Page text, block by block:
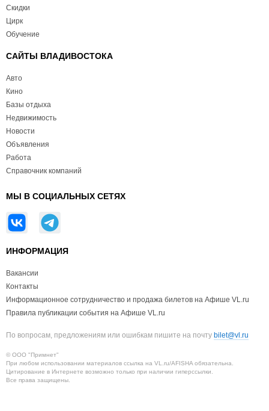
Скидки
Цирк
Обучение
САЙТЫ ВЛАДИВОСТОКА
Авто
Кино
Базы отдыха
Недвижимость
Новости
Объявления
Работа
Справочник компаний
МЫ В СОЦИАЛЬНЫХ СЕТЯХ
ИНФОРМАЦИЯ
Вакансии
Контакты
Информационное сотрудничество и продажа билетов на Афише VL.ru
Правила публикации события на Афише VL.ru
По вопросам, предложениям или ошибкам пишите на почту bilet@vl.ru
© ООО "Примнет"
При любом использовании материалов ссылка на VL.ru/AFISHA обязательна.
Цитирование в Интернете возможно только при наличии гиперссылки.
Все права защищены.